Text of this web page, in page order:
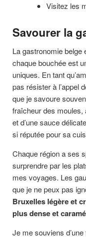
Visitez les
Savourer la
La gastronomie belge
chaque bouchée est
uniques. En tant
pas résister à l’appel
que je savoure
fraîcheur des moules,
et d’une sauce
si réputée pour sa
Chaque région a ses
surprendre par les
mes voyages. Les
que je ne peux pas
Bruxelles légère et
plus dense et
Je me souviens